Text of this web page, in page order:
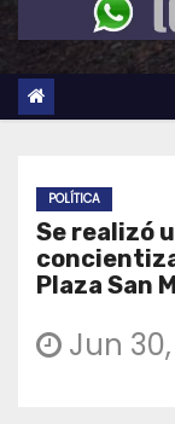
POLÍTICA
Se realizó
Plaza San
Jun